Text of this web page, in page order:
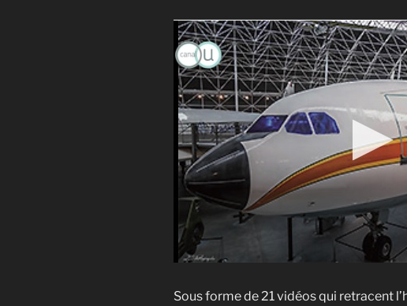
Sous forme de 21 vidéos qui retracent